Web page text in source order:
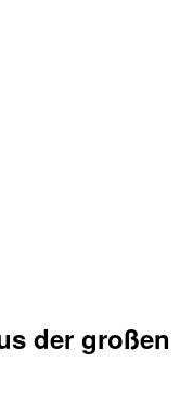
der großen